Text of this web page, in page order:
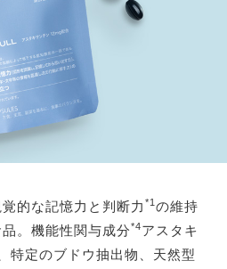
的な記憶力と判断力 *1 の維持
。機能性関与成分*4アスタキ
特定のブドウ抽出物、天然型